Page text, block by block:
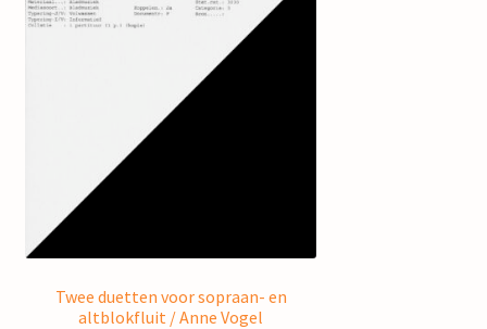
Twee duetten voor sopraan- en
altblokfluit / Anne Vogel